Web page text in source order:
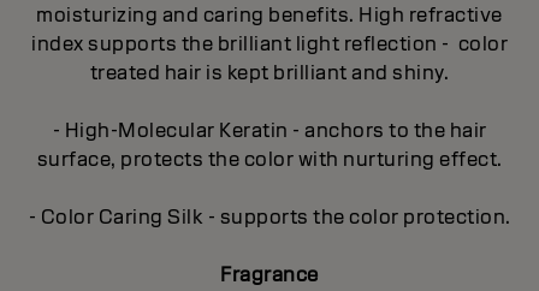
moisturizing and caring benefits. High refractive
index supports the brilliant light reflection - color
treated hair is kept brilliant and shiny.
- High-Molecular Keratin - anchors to the hair
surface, protects the color with nurturing effect.
- Color Caring Silk - supports the color protection.
Fragrance